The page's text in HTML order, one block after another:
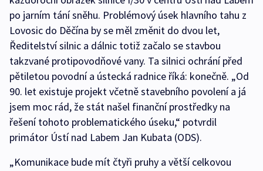
po jarním tání sněhu. Problémový úsek hlavního tahu z
Lovosic do Děčína by se měl změnit do dvou let,
Ředitelství silnic a dálnic totiž začalo se stavbou
takzvané protipovodňové vany. Ta silnici ochrání před
pětiletou povodní a ústecká radnice říká: konečně. „Od
90. let existuje projekt včetně stavebního povolení a já
jsem moc rád, že stát našel finanční prostředky na
řešení tohoto problematického úseku,“ potvrdil
primátor Ústí nad Labem Jan Kubata (ODS).
„Komunikace bude mít čtyři pruhy a větší celkovou